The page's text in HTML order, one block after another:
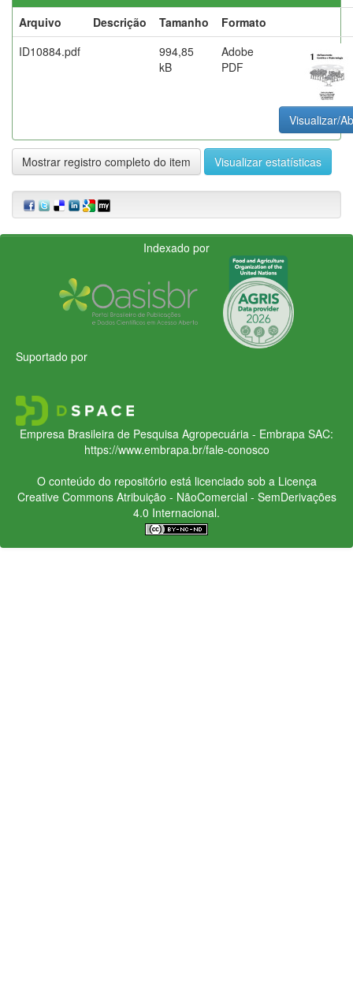
Arquivo
Descrição Tamanho
Formato
ID10884.pdf
994,85
kB
Adobe
PDF
Visualizar/
Mostrar registro completo do item Visualizar estatísticas
Indexado por
Suportado por
Empresa Brasileira de Pesquisa Agropecuária - Embrapa SAC:
https://www.embrapa.br/fale-conosco
O conteúdo do repositório está licenciado sob a Licença
Creative CommonsAtribuição - NãoComercial - SemDerivações
4.0 Internacional.